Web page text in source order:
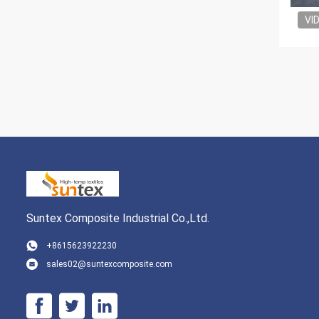
Suntex Composite Industrial Co.,Ltd.
+8615623922230
sales02@suntexcomposite.com